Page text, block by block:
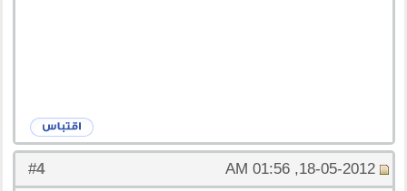
#
4 18-05-2012, 01:56 AM